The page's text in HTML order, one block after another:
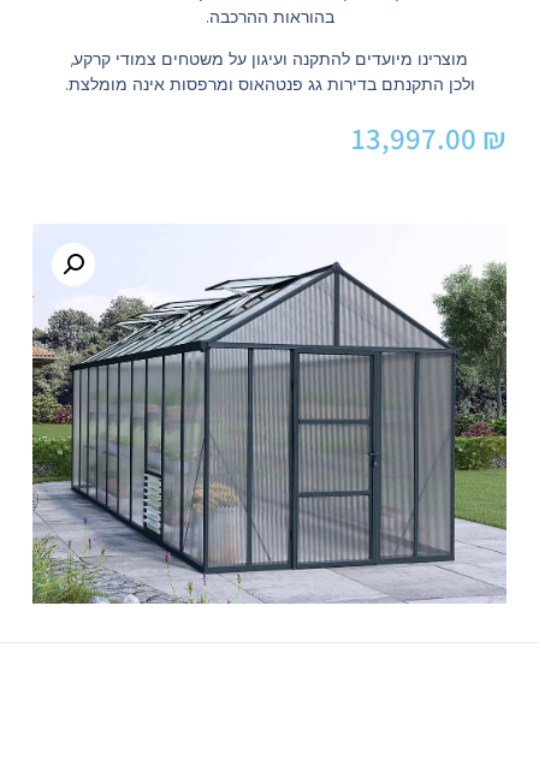
בהוראות ההרכבה.
מוצרינו מיועדים להתקנה ועיגון על משטחים צמודי קרקע,
ולכן התקנתם בדירות גג פנטהאוס ומרפסות אינה מומלצת.
13,997.00 ₪